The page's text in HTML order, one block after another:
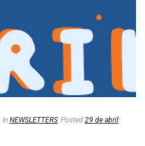
In NEWSLETTERS Posted 29 de abril